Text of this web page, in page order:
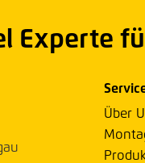
Experte
Über